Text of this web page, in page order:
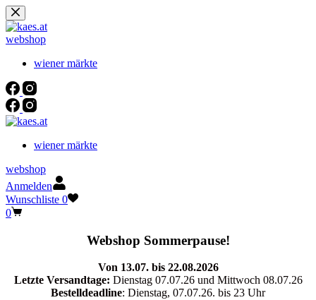
Zum
Inhalt
springen
webshop
wiener märkte
wiener märkte
webshop
Anmelden
Wunschliste 0
Warenkorb
0
Webshop Sommerpause!
Von 13.07. bis 22.08.2026
Letzte Versandtage: Dienstag 07.07.26 und Mittwoch 08.07.26
Bestelldeadline: Dienstag, 07.07.26. bis 23 Uhr